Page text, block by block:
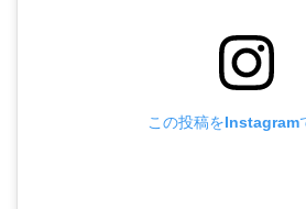
この投稿をInstagram